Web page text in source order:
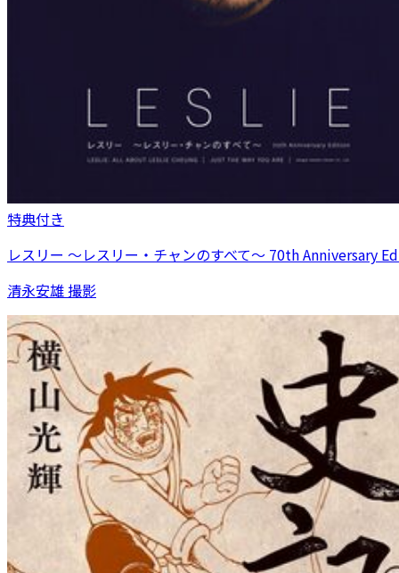
特典付き
レスリー ～レスリー・チャンのすべて～ 70th Anniversary
清永安雄 撮影